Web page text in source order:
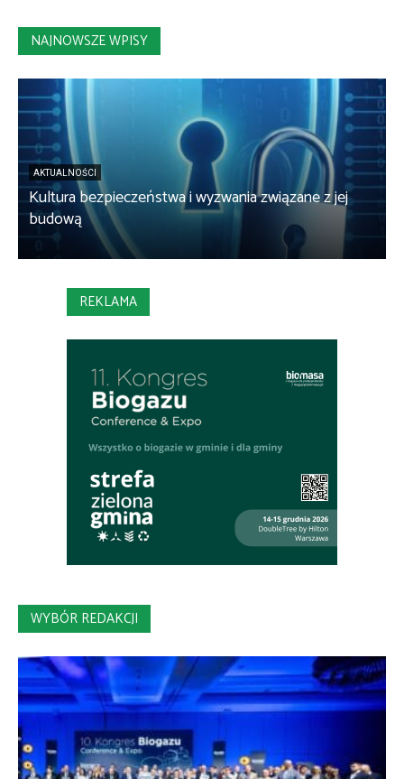
NAJNOWSZE WPISY
AKTUALNOŚCI
Kultura bezpieczeństwa i wyzwania związane z jej
budową
REKLAMA
WYBÓR REDAKCJI